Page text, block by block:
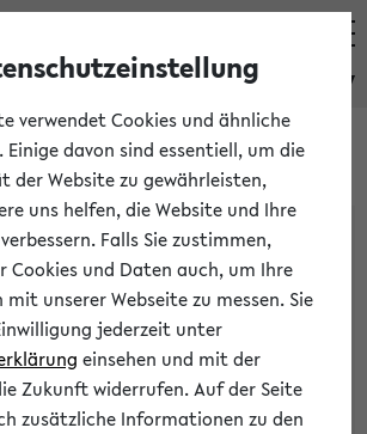
eKVV
verwendet Cookies und ähnliche
Einige davon sind essentiell, um die
der Website zu gewährleisten,
uns helfen, die Website und Ihre
Falls Sie zustimmen,
Cookies und Daten auch, um Ihre
unserer Webseite zu messen. Sie
jederzeit unter
einsehen und mit der
Zukunft widerrufen. Auf der Seite
zusätzliche Informationen zu den